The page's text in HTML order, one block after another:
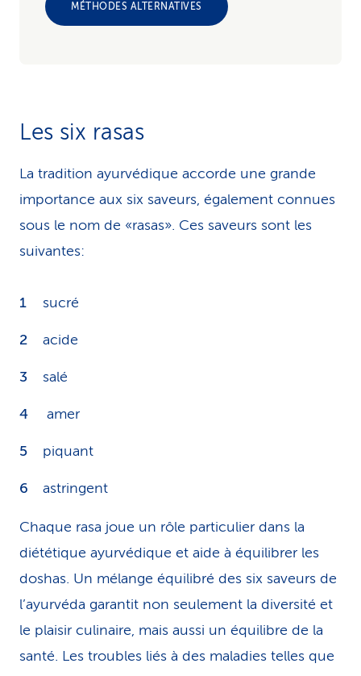
MÉTHODES ALTERNATIVES
Les six rasas
La tradition ayurvédique accorde une grande
importance aux six saveurs, également connues
sous le nom de «rasas». Ces saveurs sont les
suivantes:
sucré
acide
salé
amer
piquant
astringent
Chaque rasa joue un rôle particulier dans la
diététique ayurvédique et aide à équilibrer les
doshas. Un mélange équilibré des six saveurs de
l’ayurvéda garantit non seulement la diversité et
le plaisir culinaire, mais aussi un équilibre de la
santé. Les troubles liés à des maladies telles que